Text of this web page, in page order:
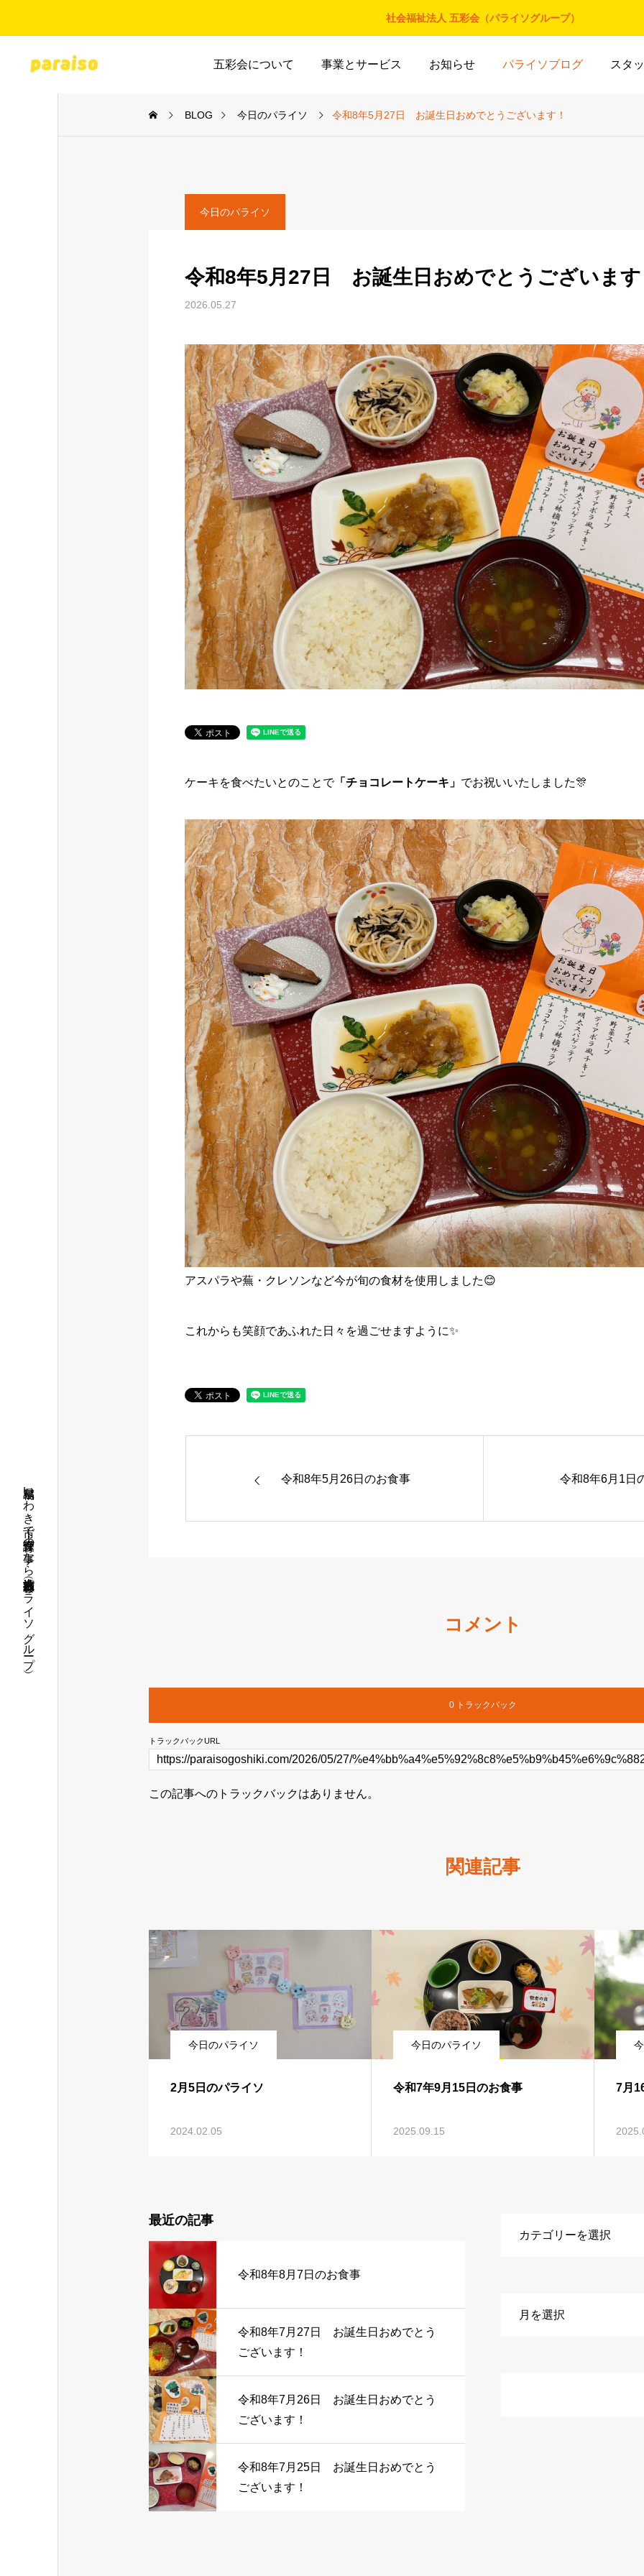
社会福祉法人 五彩会（パライソグループ）
五彩会について 事業とサービス お知らせ パライソブログ スタ
福島県いわき市で介護・保育の事なら社会福祉法人 五彩会（パライソグループ）
BLOG 今日のパライソ 令和8年5月27日 お誕生日おめでとうございます！
今日のパライソ
令和8年5月27日 お誕生日おめでとうございま
2026.05.27
ケーキを食べたいとのことで「チョコレートケーキ」 でお祝いいたしました🎊
アスパラや蕪・クレソンなど今が旬の食材を使用しました😊
これからも笑顔であふれた日々を過ごせますように✨
令和8年5月26日のお食事 令和8年6月1日
コメント
0 トラックバック
トラックバックURL
この記事へのトラックバックはありません。
関連記事
今日のパライソ
2月5日のパライソ
2024.02.05
今日のパライソ
令和7年9月15日のお食事
2025.09.15
7月
最近の記事
令和8年8月7日のお食事
令和8年7月27日 お誕生日おめでとう
ございます！
令和8年7月26日 お誕生日おめでとう
ございます！
令和8年7月25日 お誕生日おめでとう
ございます！